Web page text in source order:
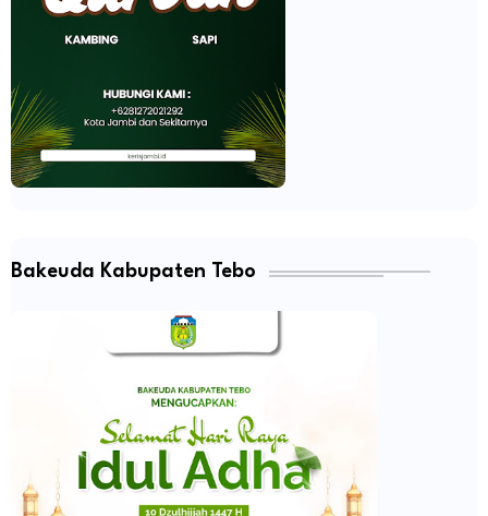
Bakeuda Kabupaten Tebo